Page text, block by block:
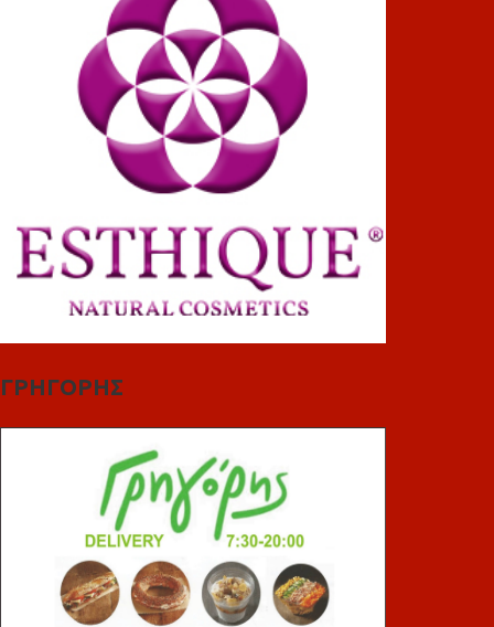
ΓΡΗΓΟΡΗΣ